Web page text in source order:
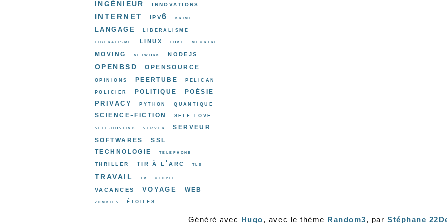
ingénieur innovations
internet ipv6 krimi
langage liberalisme
libéralisme linux love meurtre
moving network nodejs
openbsd opensource
opinions peertube
pelican
policier
politique poésie
privacy python quantique
science-fiction self love
self-hosting server
serveur
softwares
ssl
technologie telephone
thriller tir à l'arc tls
travail tv utopie
vacances voyage web
zombies étoiles
Généré avec Hugo, avec le thème Random3, par Stéphane